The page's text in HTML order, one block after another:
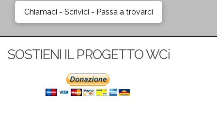
Chiamaci - Scrivici - Passa a trovarci
SOSTIENI IL PROGETTO WCi